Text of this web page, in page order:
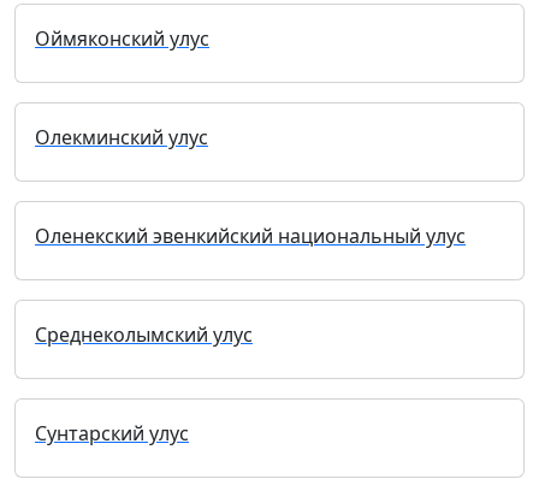
Оймяконский улус
Олекминский улус
Оленекский эвенкийский национальный улус
Среднеколымский улус
Сунтарский улус